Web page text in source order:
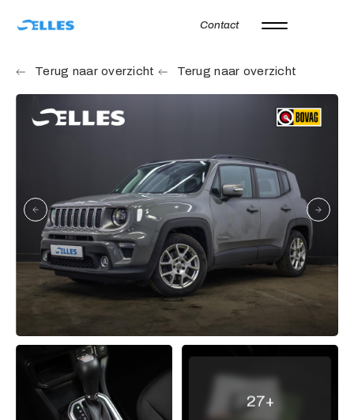
Contact
Home
Aanbod
Autoverhuur
Werkplaats
Over ons
Verkocht
Vacatures
Adres
Kamperzeedijk 87-89
Terug naar overzicht Terug naar overzicht
27+